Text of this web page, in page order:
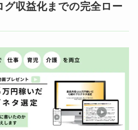
収益化までの完全ロー